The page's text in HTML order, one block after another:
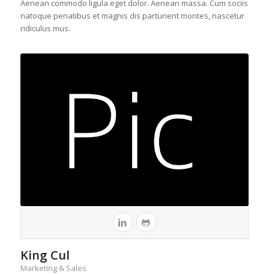
Aenean commodo ligula eget dolor. Aenean massa. Cum sociis
natoque penatibus et magnis dis parturient montes, nascetur
ridiculus mus.
King Cul
Marketing & Sales